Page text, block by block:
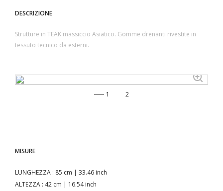
DESCRIZIONE
Strutture in TEAK massiccio Asiatico. Gomme drenanti rivestite in
tessuto tecnico da esterni.
1 2
MISURE
LUNGHEZZA : 85 cm | 33.46 inch
ALTEZZA : 42 cm | 16.54 inch